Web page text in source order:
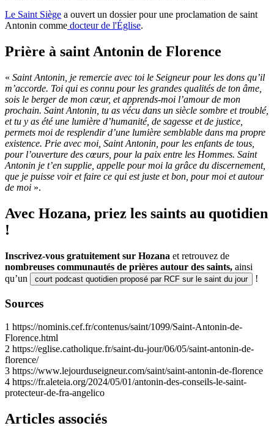
Le Saint Siège a ouvert un dossier pour une proclamation de saint
Antonin comme docteur de l'Église.
Prière à saint Antonin de Florence
« Saint Antonin, je remercie avec toi le Seigneur pour les dons qu’il
m’accorde. Toi qui es connu pour les grandes qualités de ton âme,
sois le berger de mon cœur, et apprends-moi l’amour de mon
prochain. Saint Antonin, tu as vécu dans un siècle sombre et troublé,
et tu y as été une lumière d’humanité, de sagesse et de justice,
permets moi de resplendir d’une lumière semblable dans ma propre
existence. Prie avec moi, Saint Antonin, pour les enfants de tous,
pour l’ouverture des cœurs, pour la paix entre les Hommes. Saint
Antonin je t’en supplie, appelle pour moi la grâce du discernement,
que je puisse voir et faire ce qui est juste et bon, pour moi et autour
de moi ».
Avec Hozana, priez les saints au quotidien
!
Inscrivez-vous gratuitement sur Hozana et retrouvez de
nombreuses communautés de prières autour des saints, ainsi
qu’un
court podcast quotidien proposé par RCF sur le saint du jour !
Sources
1 https://nominis.cef.fr/contenus/saint/1099/Saint-Antonin-de-
Florence.html
2 https://eglise.catholique.fr/saint-du-jour/06/05/saint-antonin-de-
florence/
3 https://www.lejourduseigneur.com/saint/saint-antonin-de-florence
4 https://fr.aleteia.org/2024/05/01/antonin-des-conseils-le-saint-
protecteur-de-fra-angelico
Articles associés